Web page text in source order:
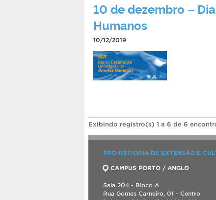
10 de dezembro –
Humanos
10/12/2019
Exibindo registro(s) 1 a 6 de 6
PRÓ-REITORIA DE EXTENSÃO E
CAMPUS PORTO / ANGLO
Sala 204 - Bloco A
Rua Gomes Carneiro, 01 - Centro